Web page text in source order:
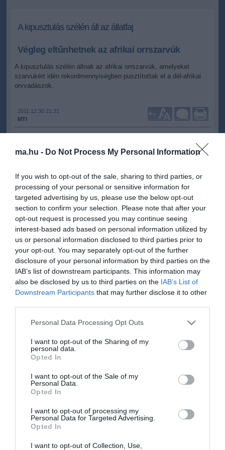
ma.hu - Do Not Process My Personal Information
If you wish to opt-out of the sale, sharing to third parties, or
processing of your personal or sensitive information for
targeted advertising by us, please use the below opt-out
section to confirm your selection. Please note that after your
opt-out request is processed you may continue seeing
interest-based ads based on personal information utilized by
us or personal information disclosed to third parties prior to
your opt-out. You may separately opt-out of the further
disclosure of your personal information by third parties on the
IAB’s list of downstream participants. This information may
also be disclosed by us to third parties on the IAB’s List of
Downstream Participants that may further disclose it to other
Please note that this website/app uses one or more Google
not limited to your visit or usage behaviour. You may click to
grant or deny consent to Google and its third-party tags to
use your data for below specified purposes in below Google
consent section.
Personal Data Processing Opt Outs
I want to opt-out of the Sharing of my
personal data.
Opted In
I want to opt-out of the Sale of my
Personal Data.
Opted In
I want to opt-out of processing my
Personal Data for Targeted Advertising.
Opted In
I want to opt-out of Collection, Use,
A kipusztulás szélén áll az állatfaj
Végleg eltűnhetnek az afrikai orrszarvúk
A kipusztulás szélén állnak az afrikai orrszarvúk, amelyeket
szarvukért idén rekordmennyiségben pusztítottak el a dél-afrikai
orvvadászok.
2011.12.30 21:31
MTI
+-
Közel 443 orrszarvúval végeztek 2011-ben az orvvadászok, a
Egy kiló rinocérosszarv közel 65 ezer dollárt ér, ez nagyobb mint
az arany és a platina piaci értéke.
Dél-Afrikában több mint 20 ezer orrszarvú él. Egy évtizeddel
ezelőtt még nagyjából 15 állatot ejtettek el évente, azonban 2007-
ben ez a szám nagyot ugrott a megnövekedett vietnámi és thaiföldi
kereslet miatt, ahol az állatok szarvát gyógyszerként alkalmazzák.
Az orvvadászat hamarosan a kipusztulás szélére taszítja az
állatfajt - vélte Richard Emslie, a téma szakértője.
Az orrszarvúk közel felét a Krüger Nemzeti Parkban ejtették el,
orvvadászokat nemzetközi bűnszervezetek szponzorálják
A rinocéroszszarv alkalmazása a kínai gyógyászatban sem
ismeretlen: az összemorzsolt és leforrázott szarvat reuma, láz és
Az elmúlt években afrodiziákumként és a rák ellenszereként
alkalmazzák.
"Tragikus látni ezt az értelmetlen mészárlást az állat szarváért,
amelynek semmilyen gyógyító hatása sincs" - hangoztatta Pelham
Jones, a dél-afrikai vadőr egyesület vezetője.